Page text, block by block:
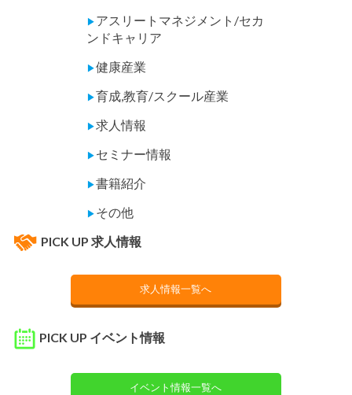
▶ アスリートマネジメント/セカ
ンドキャリア
▶健康産業
▶育成,教育/スクール産業
▶求人情報
▶ セミナー情報
▶書籍紹介
▶ その他
PICK UP 求人情報
求人情報一覧へ
PICK UP イベント情報
イベント情報一覧へ